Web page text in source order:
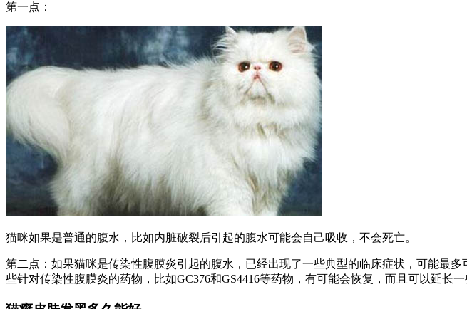
第一点：
猫咪如果是普通的腹水，比如内脏破裂后引起的腹水可能会自己吸收，不会死亡。
第二点：如果猫咪是传染性腹膜炎引起的腹水，已经出现了一些典型的临床症状，可能最
些针对传染性腹膜炎的药物，比如GC376和GS4416等药物，有可能会恢复，而且可以延长